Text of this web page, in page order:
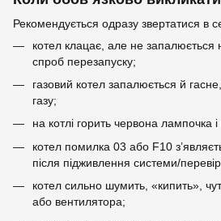
Рекомендується одразу звертатися в
котел клацає, але не запалюється
спроб перезапуску;
газовий котел запалюється й
газу;
на котлі горить червона лампочка
котел помилка 03 або F10
після підживлення системи/
котел сильно шумить, «кипить»,
або вентилятора;